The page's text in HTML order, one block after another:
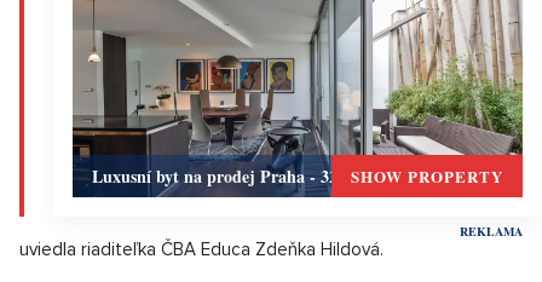
Luxusní byt na prodej Praha - 320m, Praha 5SHOW PROPERTY
uviedla riaditeľka ČBA Educa Zdeňka Hildová.